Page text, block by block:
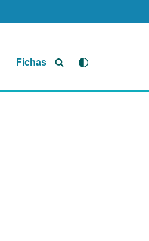
Fichas